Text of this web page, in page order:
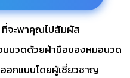
ที่จะพาคุณไปสัมผัส
นนวดด้วยฝ่ามือของหมอนวด
อกแบบโดยผู้เชี่ยวชาญ